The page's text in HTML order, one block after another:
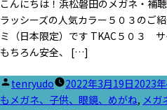
こんにちは！浜松磐田のメガネ・補
ラッシーズの人気カラー５０３のご
ミ（日本限定）です TKAC５０３
もちろん安全、 […]
投
稿
tenryudo 2022年3月19日2023
もメガネ、子供、眼鏡、めがね, メガ